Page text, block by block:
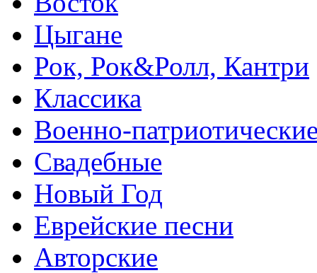
Цыгане
Рок, Рок&Ролл, Кантри
Классика
Военно-
Свадебные
Новый Год
Еврейские песни
Авторские